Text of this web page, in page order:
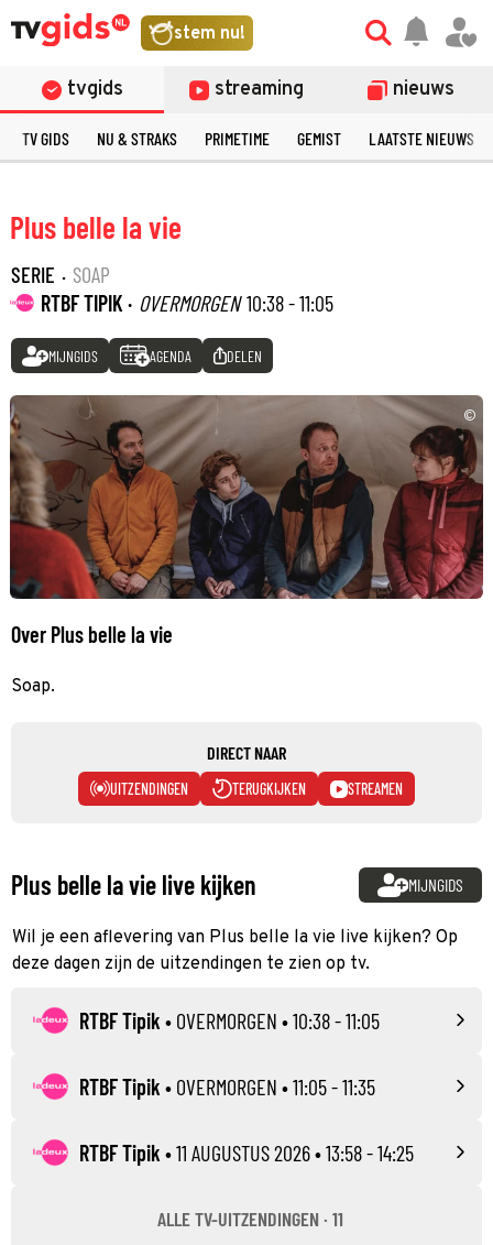
stem nu!
tvgids streaming nieuws
TV GIDS NU & STRAKS PRIMETIME GEMIST LAATSTE NIEUWS
Plus belle la vie
SERIE · SOAP
RTBF TIPIK · OVERMORGEN 10:38 - 11:05
MIJNGIDS AGENDA DELEN
©
Over Plus belle la vie
Soap.
DIRECT NAAR
UITZENDINGEN TERUGKIJKEN STREAMEN
Plus belle la vie live kijken MIJNGIDS
Wil je een aflevering van Plus belle la vie live kijken? Op
deze dagen zijn de uitzendingen te zien op tv.
RTBF Tipik • OVERMORGEN • 10:38 - 11:05
RTBF Tipik • OVERMORGEN • 11:05 - 11:35
RTBF Tipik •11 AUGUSTUS 2026• 13:58 - 14:25
ALLE TV-UITZENDINGEN · 11